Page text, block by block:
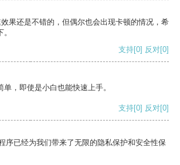
果还是不错的，但偶尔也会出现卡顿的情况，希
支持[0] 反对[0]
，即使是小白也能快速上手。
支持[0] 反对[0]
序已经为我们带来了无限的隐私保护和安全性保